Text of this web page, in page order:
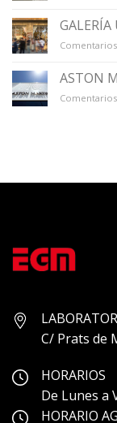
GALERÍA
ASTON
C/ Prats de
HORARIOS
De Lunes a
HORARIO